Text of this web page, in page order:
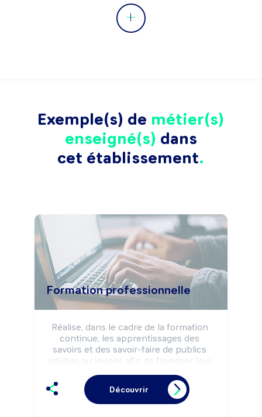
Exemple(s) de métier(s)
enseigné(s) dans
cet établissement
Formation professionnelle
Réalise, dans le cadre de la formation
continue, les apprentissages des
savoirs et des savoir-faire de publics
adultes ou jeunes afin de favoriser leur
adaptation aux évolutions techniques et
professionnelles.
Peut réaliser l'analyse des besoins de
Découvrir